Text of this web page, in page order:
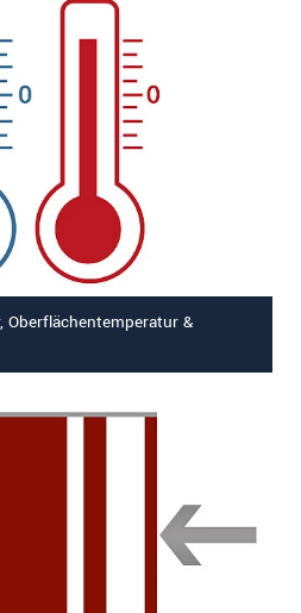
Oberflächentemperatur &